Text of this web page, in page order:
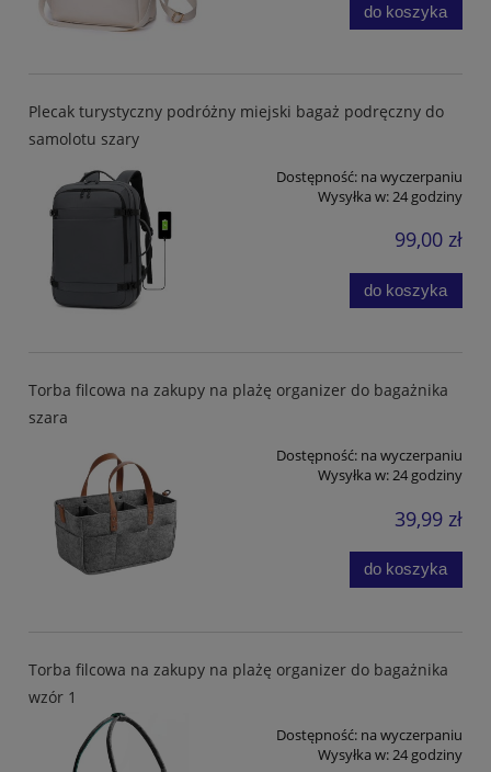
do koszyka
Plecak turystyczny podróżny miejski bagaż podręczny do
samolotu szary
Dostępność: na wyczerpaniu
Wysyłka w:24 godziny
99,00 zł
do koszyka
Torba filcowa na zakupy na plażę organizer do bagażnika
szara
Dostępność: na wyczerpaniu
Wysyłka w:24 godziny
39,99 zł
do koszyka
Torba filcowa na zakupy na plażę organizer do bagażnika
wzór 1
Dostępność: na wyczerpaniu
Wysyłka w:24 godziny